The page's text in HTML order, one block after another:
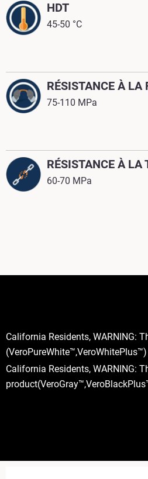
HDT
45-50 °C
RÉSISTANCE À LA
75-110 MPa
RÉSISTANCE À LA
60-70 MPa
California Residents, WARNING:
California Residents, WARNING: